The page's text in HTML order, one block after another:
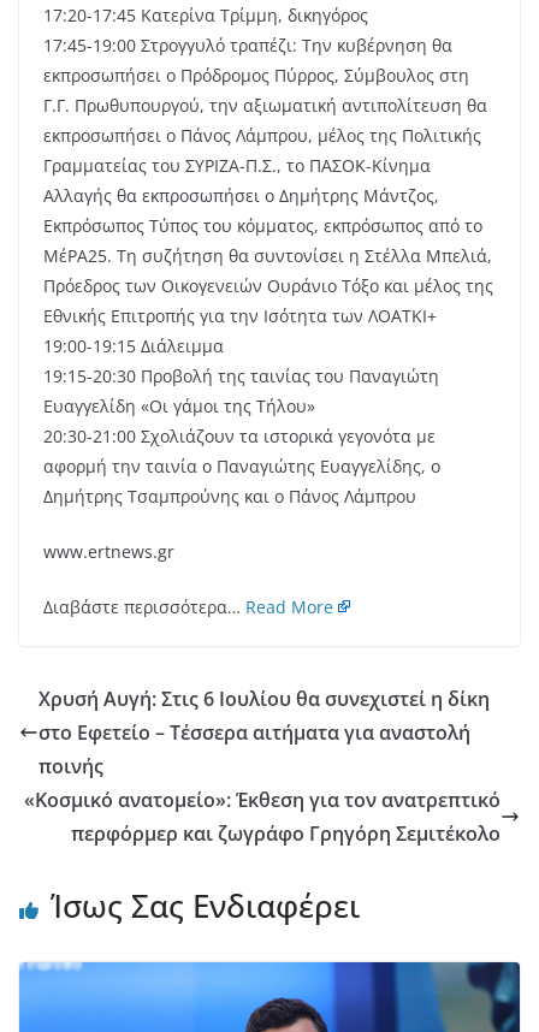
17:20-17:45 Κατερίνα Τρίμμη, δικηγόρος
17:45-19:00 Στρογγυλό τραπέζι: Την κυβέρνηση θα
εκπροσωπήσει ο Πρόδρομος Πύρρος, Σύμβουλος στη
Γ.Γ. Πρωθυπουργού, την αξιωματική αντιπολίτευση θα
εκπροσωπήσει ο Πάνος Λάμπρου, μέλος της Πολιτικής
Γραμματείας του ΣΥΡΙΖΑ-Π.Σ., το ΠΑΣΟΚ-Κίνημα
Αλλαγής θα εκπροσωπήσει ο Δημήτρης Μάντζος,
Εκπρόσωπος Τύπος του κόμματος, εκπρόσωπος από το
ΜέΡΑ25. Τη συζήτηση θα συντονίσει η Στέλλα Μπελιά,
Πρόεδρος των Οικογενειών Ουράνιο Τόξο και μέλος της
Εθνικής Επιτροπής για την Ισότητα των ΛΟΑΤΚΙ+
19:00-19:15 Διάλειμμα
19:15-20:30 Προβολή της ταινίας του Παναγιώτη
Ευαγγελίδη «Οι γάμοι της Τήλου»
20:30-21:00 Σχολιάζουν τα ιστορικά γεγονότα με
αφορμή την ταινία ο Παναγιώτης Ευαγγελίδης, ο
Δημήτρης Τσαμπρούνης και ο Πάνος Λάμπρου
www.ertnews.gr
Διαβάστε περισσότερα… Read More
Χρυσή Αυγή: Στις 6 Ιουλίου θα συνεχιστεί η δίκη
στο Εφετείο – Τέσσερα αιτήματα για αναστολή
ποινής
«Κοσμικό ανατομείο»: Έκθεση για τον ανατρεπτικό
περφόρμερ και ζωγράφο Γρηγόρη Σεμιτέκολο
Ίσως Σας Ενδιαφέρει